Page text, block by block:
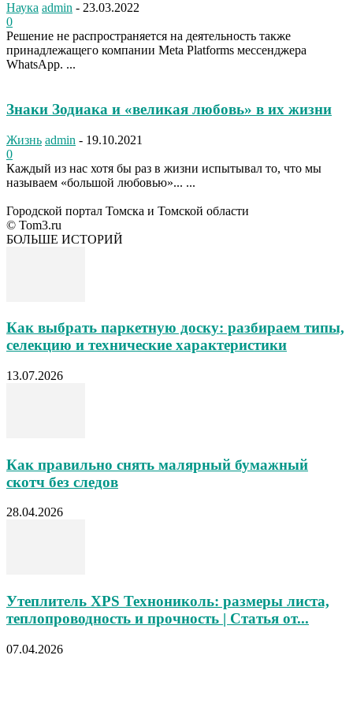
Наука admin - 23.03.2022
0
Решение не распространяется на деятельность также
принадлежащего компании Meta Platforms мессенджера
WhatsApp. ...
Знаки Зодиака и «великая любовь» в их жизни
Жизнь admin - 19.10.2021
0
Каждый из нас хотя бы раз в жизни испытывал то, что мы
называем «большой любовью»... ...
Городской портал Томска и Томской области
© Tom3.ru
БОЛЬШЕ ИСТОРИЙ
Как выбрать паркетную доску: разбираем типы,
селекцию и технические характеристики
13.07.2026
Как правильно снять малярный бумажный
скотч без следов
28.04.2026
Утеплитель XPS Технониколь: размеры листа,
теплопроводность и прочность | Статья от...
07.04.2026